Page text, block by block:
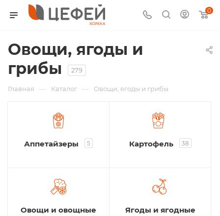
0
Овощи, ягоды и
грибы
279
Главная — Каталог — Овощи, ягоды и грибы
Аппетайзеры 5 Картофель 38
Овощи и овощные
Ягоды и ягодные